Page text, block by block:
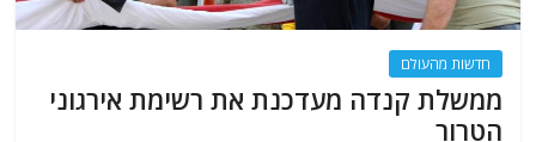
חדשות מהעולם
ממשלת קנדה מעדכנת את רשימת אירגוני
הטרור